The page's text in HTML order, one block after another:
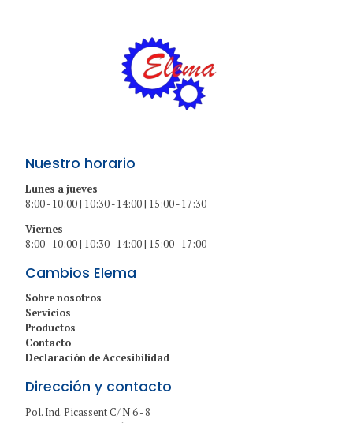
Nuestro horario
Lunes a jueves
8:00 - 10:00 | 10:30 - 14:00 | 15:00 - 17:30
Viernes
8:00 - 10:00 | 10:30 - 14:00 | 15:00 - 17:00
Cambios Elema
Sobre nosotros
Servicios
Productos
Contacto
Declaración de Accesibilidad
Dirección y contacto
Pol. Ind. Picassent C/ N 6 - 8